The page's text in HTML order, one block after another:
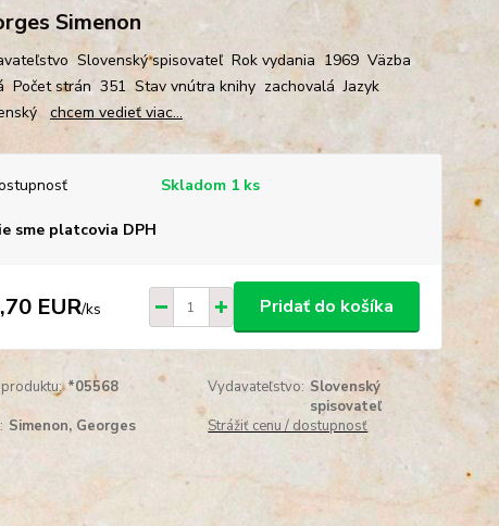
Simenon
Slovenský spisovateľ Rok vydania 1969 Väzba
Počet strán 351 Stav vnútra knihy zachovalá Jazyk
chcem vedieť viac...
Skladom 1 ks
sme platcovia DPH
EUR/ks Pridať do košíka
*05568 Vydavateľstvo: Slovenský
spisovateľ
Simenon, Georges Strážiť cenu / dostupnosť